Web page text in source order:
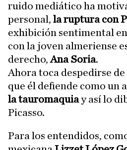
ruido mediático ha
personal, la ruptura con
exhibición sentimental
con la joven almeriense
derecho,Ana Soria.
Ahora toca despedirse
que él defiende como un
la tauromaquiay así lo
Picasso.
Para los entendidos,